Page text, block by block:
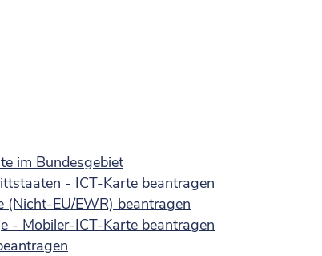
im Bundesgebiet
- ICT-Karte beantragen
EU/EWR) beantragen
- Mobiler-ICT-Karte beantragen